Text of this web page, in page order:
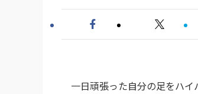
一日頑張った自分の足をハイ